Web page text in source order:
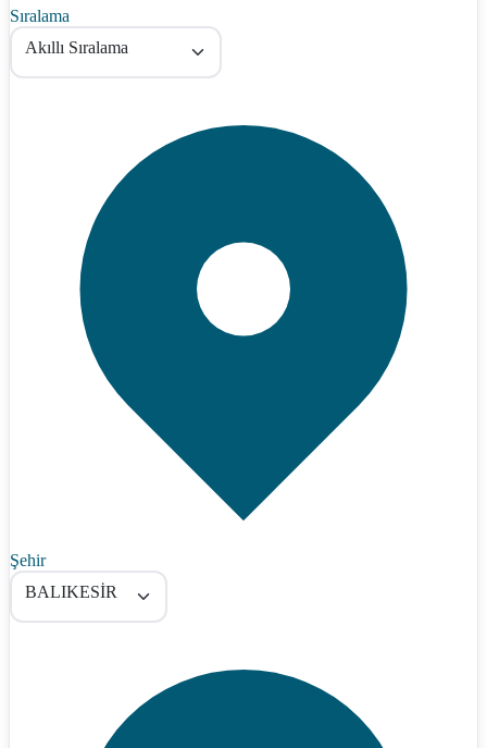
Sıralama
Akıllı Sıralama
Şehir
BALIKESİR